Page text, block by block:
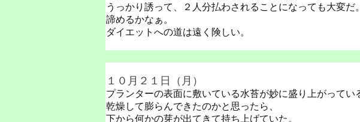
うっかり誘って、２人分払わされることになっても大変だ。
諦めるかなぁ。
ダイエットへの道は遠く険しい。
１０月２１日（月）
プランターの表面に敷いている水苔が妙に盛り上がってい
乾燥して膨らんできたのかと思ったら、
下から何かの芽が出てきて持ち上げていた。